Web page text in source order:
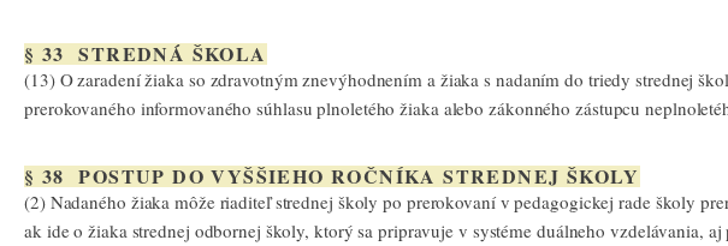
§ 33 STREDNÁ ŠKOLA
(13) O zaradení žiaka so zdravotným znevýhodnením a žiaka s nadaním do triedy strednej
prerokovaného informovaného súhlasu plnoletého žiaka alebo zákonného zástupcu
§ 38 POSTUP DO VYŠŠIEHO ROČNÍKA STREDNEJ ŠKOLY
(2) Nadaného žiaka môže riaditeľ strednej školy po prerokovaní v pedagogickej rade školy
ak ide o žiaka strednej odbornej školy, ktorý sa pripravuje v systéme duálneho vzdelávania,